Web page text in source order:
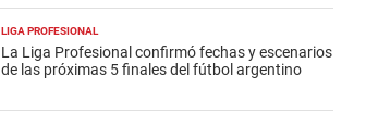
LIGA PROFESIONAL
La Liga Profesional confirmó fechas y escenarios
de las próximas 5 finales del fútbol argentino